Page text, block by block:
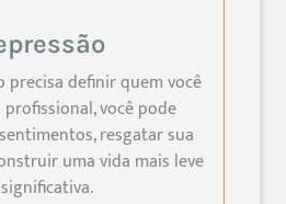
precisa definir quem você
profissional, você pode
resgatar sua
uma vida mais leve